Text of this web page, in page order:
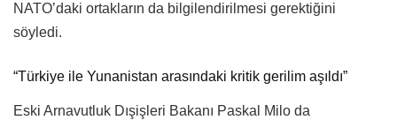
NATO’daki ortakların da bilgilendirilmesi gerektiğini
söyledi.
“Türkiye ile Yunanistan arasındaki kritik gerilim aşıldı”
Eski Arnavutluk Dışişleri Bakanı Paskal Milo da